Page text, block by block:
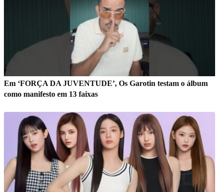
Em ‘FORÇA DA JUVENTUDE’, Os Garotin testam o álbum
como manifesto em 13 faixas